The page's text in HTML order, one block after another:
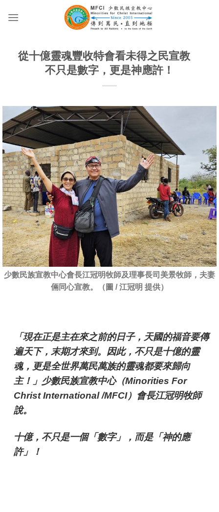
從十億靈魂豐收特會看未得之民宣教
不只是數字，更是神應許！
少數民族宣教中心會長江冠明牧師及理事長司美景牧師，夫妻
倆同心宣教。（圖 / 江冠明 提供）
「現在正是主在來之前的日子，天國的福音要傳
遍天下，末期才來到。因此，不只是十億的靈
魂，更是全世界萬民萬族的靈魂都要來歸向
主！ 」少數民族宣教中心（Minorities For
Christ International /MFCI）會長江冠明牧師
說。
十億，不只是一個「數字」，而是「神的應
許」！